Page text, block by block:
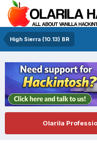
High Sierra (10.13) BR
Olarila